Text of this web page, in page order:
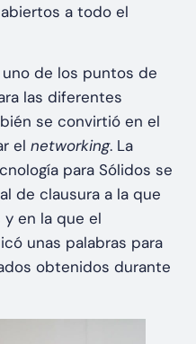
abiertos a todo el
de los puntos de
las diferentes
se convirtió en el
el networking. La
para Sólidos se
de clausura a la que
en la que el
unas palabras para
obtenidos durante